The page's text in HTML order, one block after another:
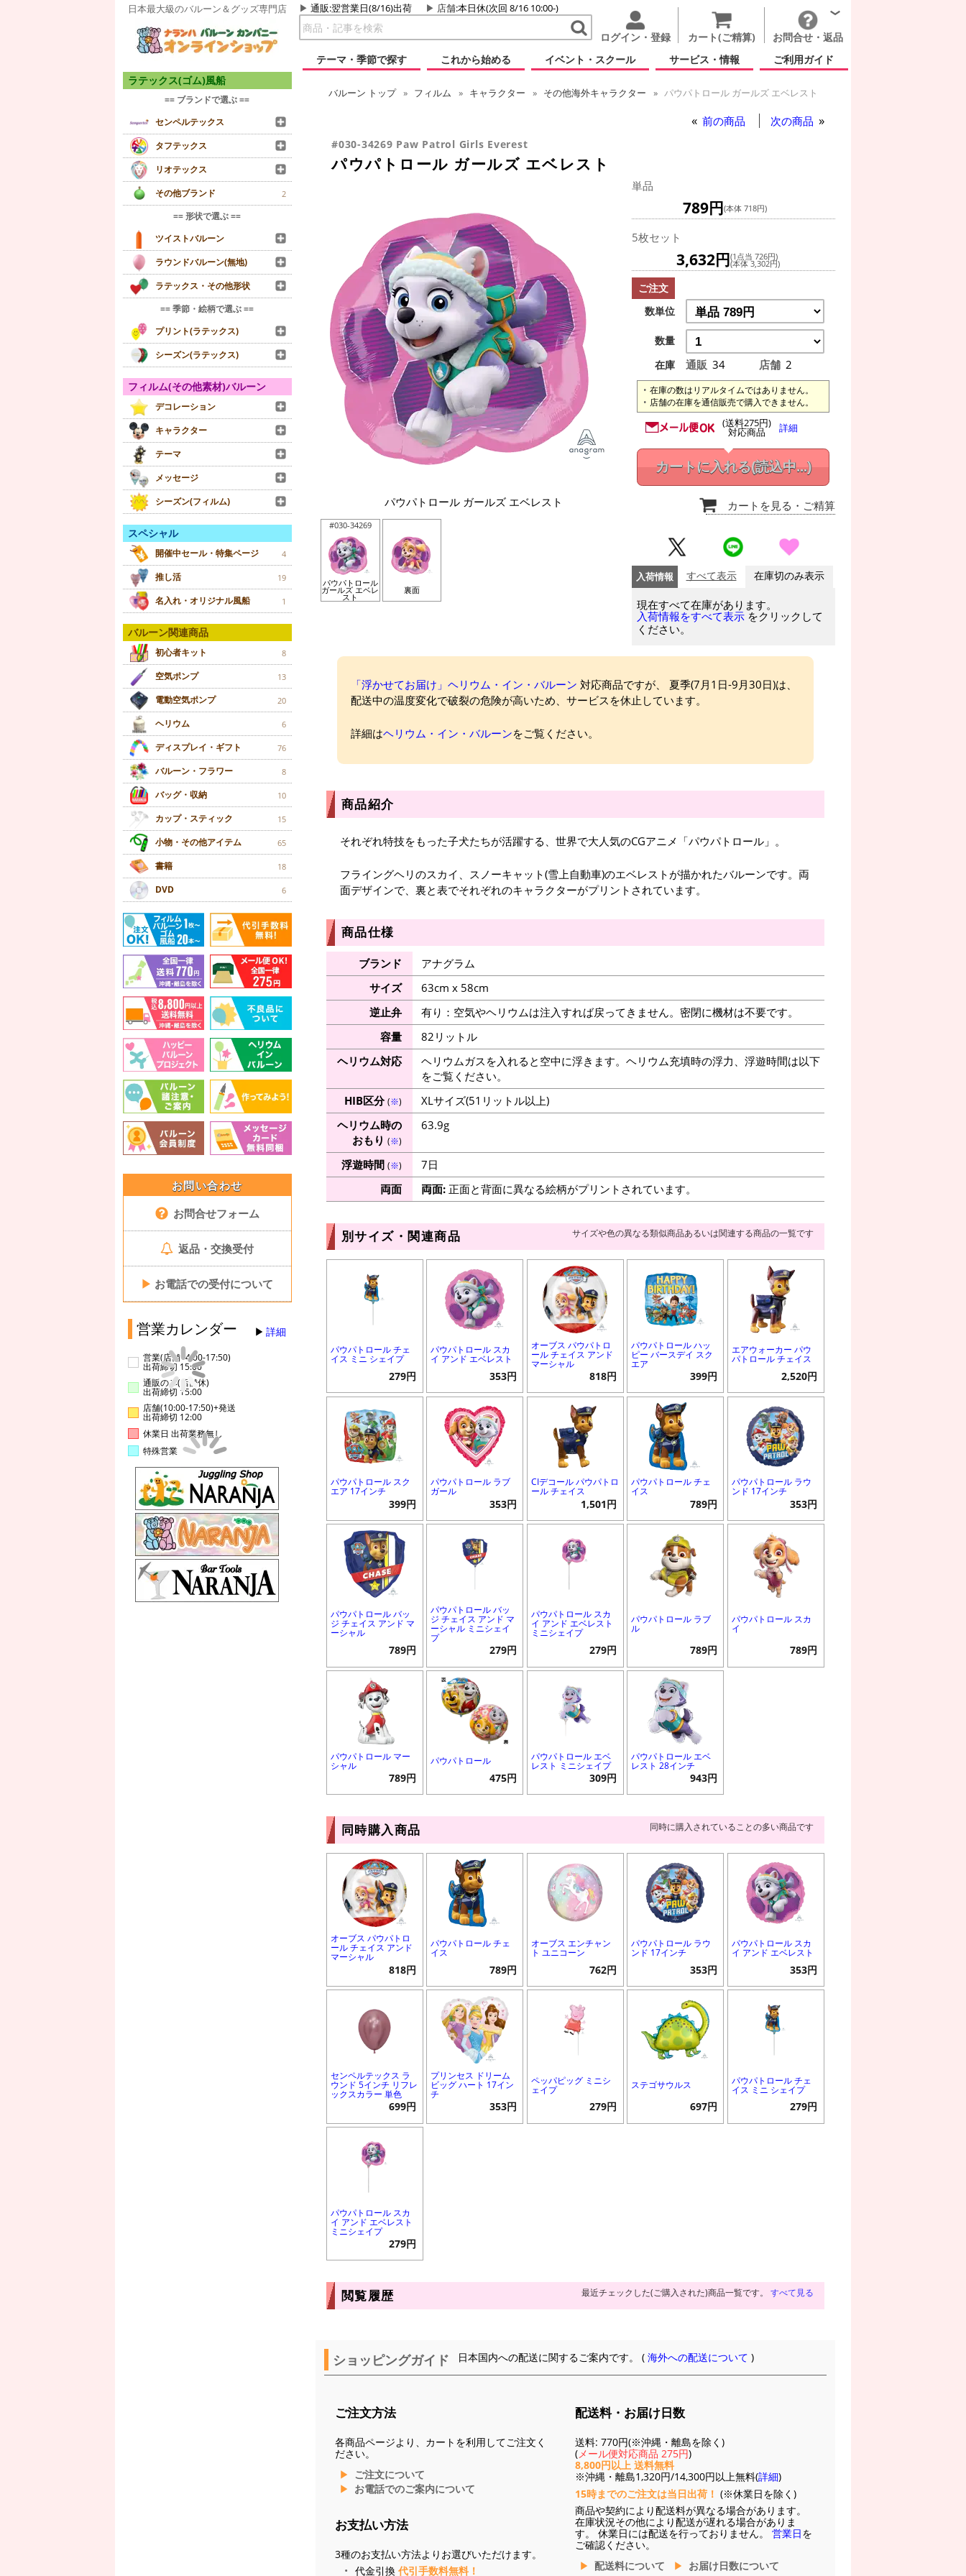
日本最大級のバルーン＆グッズ専門店 通販:翌営業日(8/16)出荷 店舗:本日休(次回 8/16 10:00-)
ログイン・登録 カート(ご精算)
お問合せ・返品
テーマ・季節で探す
これから始める イベント・スクール サービス・情報 ご利用ガイド
ラテックス(ゴム)風船
== ブランドで選ぶ ==
センペルテックス
タフテックス
リオテックス
その他ブランド
2
== 形状で選ぶ ==
ツイストバルーン
ラウンドバルーン(無地)
ラテックス・その他形状
== 季節・絵柄で選ぶ ==
プリント(ラテックス)
シーズン(ラテックス)
フィルム(その他素材)バルーン
デコレーション
キャラクター
テーマ
メッセージ
シーズン(フィルム)
スペシャル
開催中セール・特集ページ 4
推し活 19
名入れ・オリジナル風船 1
バルーン関連商品
初心者キット 8
空気ポンプ 13
電動空気ポンプ 20
ヘリウム 6
ディスプレイ・ギフト 76
バルーン・フラワー 8
バッグ・収納 10
カップ・スティック 15
小物・その他アイテム 65
書籍 18
DVD 6
お問い合わせ
お問合せフォーム
返品・交換受付
▶ お電話での受付について
営業カレンダー 詳細
営業(店舗14:00-17:50)
出荷締切 15:00
通販のみ(店舗休)
出荷締切 15:00
店舗(10:00-17:50)+発送
出荷締切 12:00
休業日 出荷業務無し
特殊営業
バルーン トップ フィルム キャラクター その他海外キャラクター パウパトロール ガールズ エベレスト
前の商品 次の商品
#030-34269 Paw Patrol Girls Everest
パウパトロール ガールズ エベレスト
パウパトロール ガールズ エベレスト
#030-34269
パウパトロール
ガールズ エベレ
スト
裏面
単品
789円(本体 718円)
5枚セット
3,632円(1点当 726円)
(本体 3,302円)
ご注文
数単位
数量
在庫
通販 34 店舗 2
在庫の数はリアルタイムではありません。
店舗の在庫を通信販売で購入できません。
(送料275円)
対応商品 詳細
カートに入れる(読込中...)
カートを見る ・ご精算
入荷情報 すべて表示 在庫切のみ表示
現在すべて在庫があります。
入荷情報をすべて表示 をクリックして
ください。
「浮かせてお届け」ヘリウム・イン・バルーン 対応商品ですが、 夏季(7月1日-9月30日)は、
配送中の温度変化で破裂の危険が高いため、サービスを休止しています。
詳細はヘリウム・イン・バルーンをご覧ください。
商品紹介
それぞれ特技をもった子犬たちが活躍する、世界で大人気のCGアニメ「パウパトロール」。
フライングヘリのスカイ、スノーキャット(雪上自動車)のエベレストが描かれたバルーンです。両
面デザインで、裏と表でそれぞれのキャラクターがプリントされています。
商品仕様
ブランド
アナグラム
サイズ
63cm x 58cm
逆止弁
有り：空気やヘリウムは注入すれば戻ってきません。密閉に機材は不要です。
容量
82リットル
ヘリウム対応
ヘリウムガスを入れると空中に浮きます。ヘリウム充填時の浮力、浮遊時間は以下
をご覧ください。
HIB区分(※)
XLサイズ(51リットル以上)
ヘリウム時の
おもり (※)
63.9g
浮遊時間 (※)
7日
両面
両面:正面と背面に異なる絵柄がプリントされています。
別サイズ・関連商品 サイズや色の異なる類似商品あるいは関連する商品の一覧です
パウパトロール チェ
イス ミニ シェイプ
279円
パウパトロール スカ
イ アンド エベレスト
353円
オーブス パウパトロ
ール チェイス アンド
マーシャル
818円
パウパトロール ハッ
ピー バースデイ スク
エア
399円
エアウォーカー パウ
パトロール チェイス
2,520円
パウパトロール スク
エア 17インチ
399円
パウパトロール ラブ
ガール
353円
CIデコール パウパトロ
ール チェイス
1,501円
パウパトロール チェ
イス
789円
パウパトロール ラウ
ンド 17インチ
353円
パウパトロール バッ
ジ チェイス アンド マ
ーシャル
789円
パウパトロール バッ
ジ チェイス アンド マ
ーシャル ミニシェイ
プ
279円
パウパトロール スカ
イ アンド エベレスト
ミニシェイプ
279円
パウパトロール ラブ
ル
789円
パウパトロール スカ
イ
789円
パウパトロール マー
シャル
789円
パウパトロール
475円
パウパトロール エベ
レスト ミニシェイプ
309円
パウパトロール エベ
レスト 28インチ
943円
同時購入商品 同時に購入されていることの多い商品です
オーブス パウパトロ
ール チェイス アンド
マーシャル
818円
パウパトロール チェ
イス
789円
オーブス エンチャン
ト ユニコーン
762円
パウパトロール ラウ
ンド 17インチ
353円
パウパトロール スカ
イ アンド エベレスト
353円
センペルテックス ラ
ウンド 5インチ リフレ
ックスカラー 単色
699円
プリンセス ドリーム
ビッグ ハート 17イン
チ
353円
ペッパピッグ ミニシ
ェイプ
279円
ステゴサウルス
697円
パウパトロール チェ
イス ミニ シェイプ
279円
パウパトロール スカ
イ アンド エベレスト
ミニシェイプ
279円
閲覧履歴 最近チェックした(ご購入された)商品一覧です。 すべて見る
ショッピングガイド 日本国内への配送に関するご案内です。 (海外への配送について )
ご注文方法
各商品ページより、カートを利用してご注文く
ださい。
ご注文について
お電話でのご案内について
お支払い方法
3種のお支払い方法よりお選びいただけます。
代金引換 代引手数料無料！
配送料・お届け日数
送料: 770円(※沖縄・離島を除く)
(メール便対応商品 275円)
8,800円以上 送料無料
※沖縄・離島1,320円/14,300円以上無料(詳細)
15時までのご注文は当日出荷！ (※休業日を除く)
商品や契約により配送料が異なる場合があります。
在庫状況その他により配送が遅れる場合がありま
す。 休業日には配送を行っておりません。 営業日を
ご確認ください。
配送料について
お届け日数について